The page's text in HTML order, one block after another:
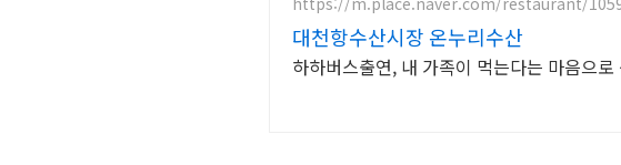
대천항수산시장 온누리수산
하하버스출연, 내 가족이 먹는다는 마음으